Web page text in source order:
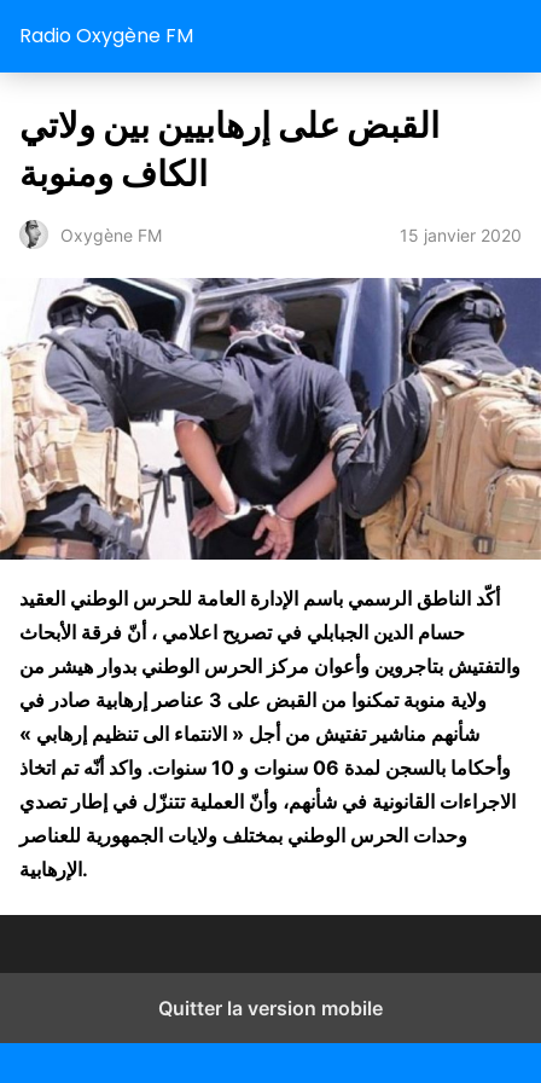
Radio Oxygène FM
القبض على إرهابيين بين ولاتي
الكاف ومنوبة
Oxygène FM 15 janvier 2020
أكّد الناطق الرسمي باسم الإدارة العامة للحرس الوطني العقيد
حسام الدين الجبابلي في تصريح اعلامي ، أنّ فرقة الأبحاث
والتفتيش بتاجروين وأعوان مركز الحرس الوطني بدوار هيشر من
ولاية منوبة تمكنوا من القبض على 3 عناصر إرهابية صادر في
شأنهم مناشير تفتيش من أجل « الانتماء الى تنظيم إرهابي »
وأحكاما بالسجن لمدة 06 سنوات و 10 سنوات. واكد أنّه تم اتخاذ
الاجراءات القانونية في شأنهم، وأنّ العملية تتنزّل في إطار تصدي
وحدات الحرس الوطني بمختلف ولايات الجمهورية للعناصر
الإرهابية.
Quitter la version mobile